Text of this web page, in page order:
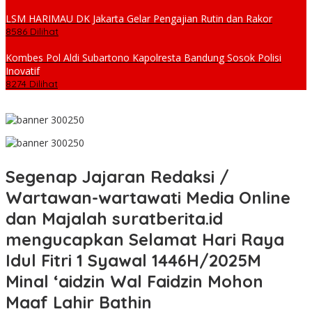
LSM HARIMAU DK Jakarta Gelar Pengajian Rutin dan Rakor
8586 Dilihat
Kombes Pol Aldi Subartono Kapolresta Bandung Sosok Polisi
Inovatif
8274 Dilihat
Segenap Jajaran Redaksi /
Wartawan-wartawati Media Online
dan Majalah suratberita.id
mengucapkan Selamat Hari Raya
Idul Fitri 1 Syawal 1446H/2025M
Minal ‘aidzin Wal Faidzin Mohon
Maaf Lahir Bathin